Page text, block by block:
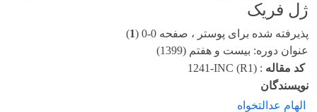
ژل فریک
پذیرفته شده برای پوستر ، صفحه 0-0 ( 1
)
عنوان دوره: بیست و هفتم (1399)
کد مقاله :
1241-INC (R1)
نویسندگان
الهام عدالتخواه